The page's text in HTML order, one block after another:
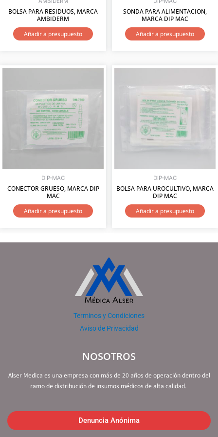
BOLSA PARA RESIDUOS, MARCA
AMBIDERM
Añadir a presupuesto
SONDA PARA ALIMENTACION,
MARCA DIP MAC
Añadir a presupuesto
DIP-MAC
CONECTOR GRUESO, MARCA DIP
MAC
Añadir a presupuesto
DIP-MAC
BOLSA PARA UROCULTIVO, MARCA
DIP MAC
Añadir a presupuesto
Terminos y Condiciones
Aviso de Privacidad
NOSOTROS
Alser Medica es una empresa con más de 20 años de operación dentro del
ramo de distribución de insumos médicos de alta calidad.
Denuncia Anónima